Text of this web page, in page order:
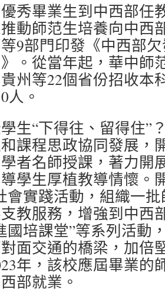
秀畢業生到中西部任
動師范生培養向中西
9部門印發《中西部
。從當年起，華中師
州等22個省份招收本
人。
生“下得往、留得住”
課程思政協同發展，
者名師授課，著力開
學生厚植教導情懷。
會實踐活動，組織一
教服務，增強到中西
國培課堂”等系列活動
面交通的橋梁，加倍
年，該校應屆畢業的
部就業。